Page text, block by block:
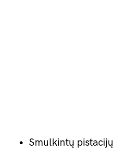
Smulkintų pistacijų